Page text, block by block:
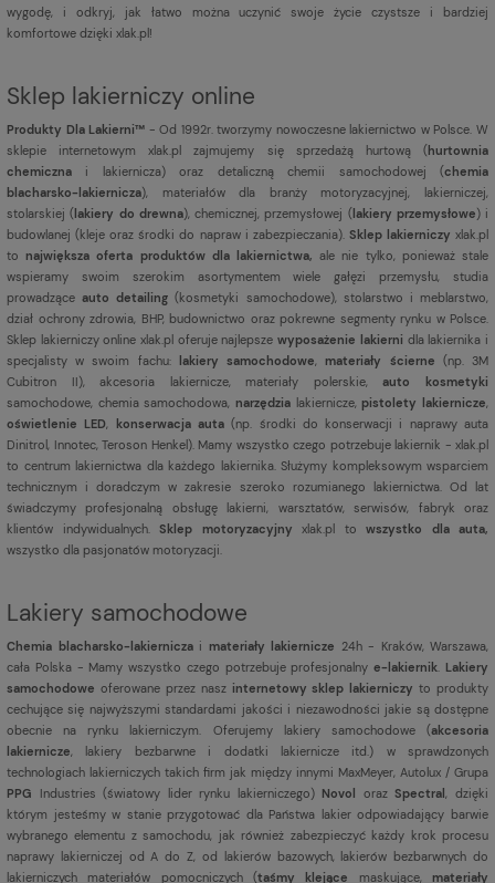
wygodę, i odkryj, jak łatwo można uczynić swoje życie czystsze i bardziej
komfortowe dzięki xlak.pl!
Sklep lakierniczy online
Produkty Dla Lakierni™ - Od 1992r. tworzymy nowoczesne lakiernictwo w Polsce. W
sklepie internetowym xlak.pl zajmujemy się sprzedażą hurtową (hurtownia
chemiczna i lakiernicza) oraz detaliczną chemii samochodowej (chemia
blacharsko-lakiernicza), materiałów dla branży motoryzacyjnej, lakierniczej,
stolarskiej (lakiery do drewna), chemicznej, przemysłowej (lakiery przemysłowe) i
budowlanej (kleje oraz środki do napraw i zabezpieczania). Sklep lakierniczy xlak.pl
tonajwiększa oferta produktów dla lakiernictwa,ale nie tylko, ponieważ stale
wspieramy swoim szerokim asortymentem wiele gałęzi przemysłu, studia
prowadząceauto detailing(kosmetyki samochodowe), stolarstwo i meblarstwo,
dział ochrony zdrowia, BHP, budownictwo oraz pokrewne segmenty rynku w Polsce.
Sklep lakierniczy online xlak.pl oferuje najlepszewyposażenie lakierni dla lakiernika i
specjalisty w swoim fachu: lakiery samochodowe,materiały ścierne (np. 3M
Cubitron II), akcesoria lakiernicze, materiały polerskie,auto kosmetyki
samochodowe, chemia samochodowa, narzędzia lakiernicze,pistolety lakiernicze,
oświetlenie LED, konserwacja auta(np. środki do konserwacji i naprawy auta
Dinitrol, Innotec, Teroson Henkel). Mamy wszystko czego potrzebuje lakiernik - xlak.pl
to centrum lakiernictwa dla każdego lakiernika. Służymy kompleksowym wsparciem
technicznym i doradczym w zakresie szeroko rozumianego lakiernictwa. Od lat
świadczymy profesjonalną obsługę lakierni, warsztatów, serwisów, fabryk oraz
klientów indywidualnych. Sklep motoryzacyjny xlak.pl to wszystko dla auta,
wszystko dla pasjonatów motoryzacji.
Lakiery samochodowe
Chemia blacharsko-lakierniczai materiały lakiernicze 24h - Kraków, Warszawa,
cała Polska - Mamy wszystko czego potrzebuje profesjonalnye-lakiernik. Lakiery
samochodowe oferowane przez nasz internetowy sklep lakierniczy to produkty
cechujące się najwyższymi standardami jakości i niezawodności jakie są dostępne
obecnie na rynku lakierniczym. Oferujemy lakiery samochodowe (akcesoria
lakiernicze, lakiery bezbarwne i dodatki lakiernicze itd.) w sprawdzonych
technologiach lakierniczych takich firm jak między innymi MaxMeyer, Autolux / Grupa
PPG Industries (światowy lider rynku lakierniczego) Novol orazSpectral, dzięki
którym jesteśmy w stanie przygotować dla Państwa lakier odpowiadający barwie
wybranego elementu z samochodu, jak również zabezpieczyć każdy krok procesu
naprawy lakierniczej od A do Z, od lakierów bazowych, lakierów bezbarwnych do
lakierniczych materiałów pomocniczych (taśmy klejące maskujące,materiały